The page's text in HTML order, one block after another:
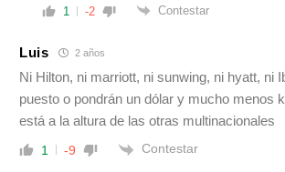
1 -2 Contestar
Luis 2 años
Ni Hilton, ni marriott, ni sunwing, ni hyatt, ni
puesto o pondrán un dólar y mucho menos
está a la altura de las otras multinacionales
1 -9 Contestar